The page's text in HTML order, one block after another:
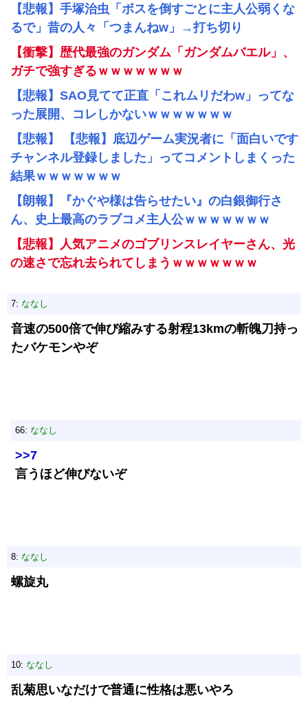
【悲報】手塚治虫「ボスを倒すごとに主人公弱くな
るで」昔の人々「つまんねw」→打ち切り
【衝撃】歴代最強のガンダム「ガンダムバエル」、
ガチで強すぎるｗｗｗｗｗｗｗ
【悲報】SAO見てて正直「これムリだわw」ってな
った展開、コレしかないｗｗｗｗｗｗｗ
【悲報】 【悲報】底辺ゲーム実況者に「面白いです
チャンネル登録しました」ってコメントしまくった
結果ｗｗｗｗｗｗｗ
【朗報】『かぐや様は告らせたい』の白銀御行さ
ん、史上最高のラブコメ主人公ｗｗｗｗｗｗｗ
【悲報】人気アニメのゴブリンスレイヤーさん、光
の速さで忘れ去られてしまうｗｗｗｗｗｗｗ
7: ななし
音速の500倍で伸び縮みする射程13kmの斬魄刀持っ
たバケモンやぞ
66: ななし
>>7
言うほど伸びないぞ
8: ななし
螺旋丸
10: ななし
乱菊思いなだけで普通に性格は悪いやろ